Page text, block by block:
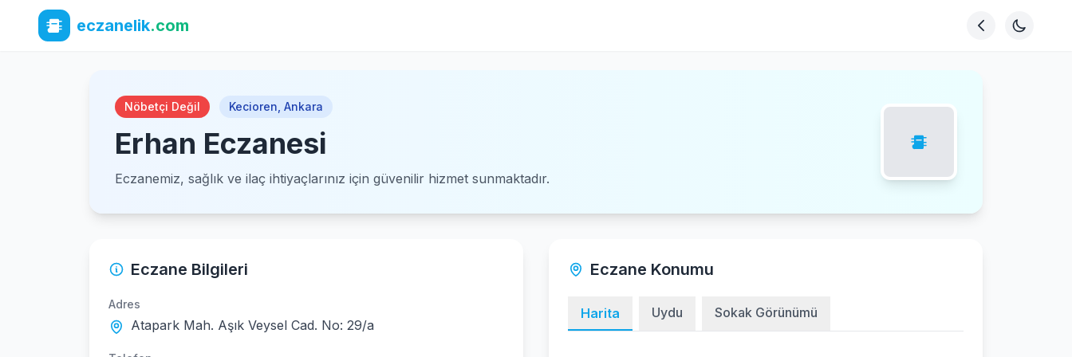
eczanelik.com
Nöbetçi Değil Kecioren Ankara
Erhan Eczanesi
Eczanemiz, sağlık ve ilaç ihtiyaçlarınız için güvenilir hizmet sunmaktadır.
Eczane Bilgileri
Adres
Atapark Mah. Aşık Veysel Cad. No: 29/a
Eczane Konumu
Harita Uydu Sokak Görünümü